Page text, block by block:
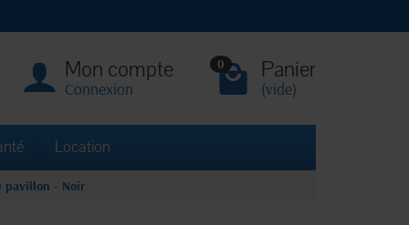
Mon compte
Connexion
0 Panier
(vide)
Location
pavillon - Noir